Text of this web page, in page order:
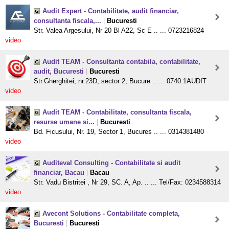
Audit Expert - Contabilitate, audit financiar,
consultanta fiscala,...
Bucuresti
Str. Valea Argesului, Nr 20 Bl A22, Sc E .. ... 0723216824
video
Audit TEAM - Consultanta contabila, contabilitate,
audit, Bucuresti
Bucuresti
Str.Gherghitei, nr.23D, sector 2, Bucure .. ... 0740.1AUDIT
video
Audit TEAM - Contabilitate, consultanta fiscala,
resurse umane si...
Bucuresti
Bd. Ficusului, Nr. 19, Sector 1, Bucures .. ... 0314381480
video
Auditeval Consulting - Contabilitate si audit
financiar, Bacau
Bacau
Str. Vadu Bistritei , Nr 29, SC. A, Ap. .. ... Tel/Fax: 0234588314
video
Avecont Solutions - Contabilitate completa,
Bucuresti
Bucuresti